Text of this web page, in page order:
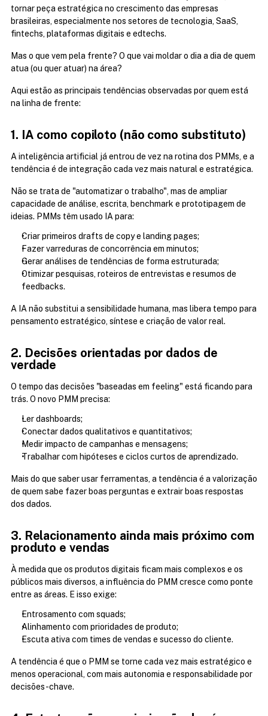
tornar peça estratégica no crescimento das empresas
brasileiras, especialmente nos setores de tecnologia, SaaS,
fintechs, plataformas digitais e edtechs.
Mas o que vem pela frente? O que vai moldar o dia a dia de quem
atua (ou quer atuar) na área?
Aqui estão as principais tendências observadas por quem está
na linha de frente:
1. IA como copiloto (não como substituto)
A inteligência artificial já entrou de vez na rotina dos PMMs, e a
tendência é de integração cada vez mais natural e estratégica.
Não se trata de "automatizar o trabalho", mas de ampliar
capacidade de análise, escrita, benchmark e prototipagem de
ideias. PMMs têm usado IA para:
Criar primeiros drafts de copy e landing pages;
Fazer varreduras de concorrência em minutos;
Gerar análises de tendências de forma estruturada;
Otimizar pesquisas, roteiros de entrevistas e resumos de
feedbacks.
A IA não substitui a sensibilidade humana, mas libera tempo para
pensamento estratégico, síntese e criação de valor real.
2. Decisões orientadas por dados de
verdade
O tempo das decisões "baseadas em feeling" está ficando para
trás. O novo PMM precisa:
Ler dashboards;
Conectar dados qualitativos e quantitativos;
Medir impacto de campanhas e mensagens;
Trabalhar com hipóteses e ciclos curtos de aprendizado.
Mais do que saber usar ferramentas, a tendência é a valorização
de quem sabe fazer boas perguntas e extrair boas respostas
dos dados.
3. Relacionamento ainda mais próximo com
produto e vendas
À medida que os produtos digitais ficam mais complexos e os
públicos mais diversos, a influência do PMM cresce como ponte
entre as áreas. E isso exige:
Entrosamento com squads;
Alinhamento com prioridades de produto;
Escuta ativa com times de vendas e sucesso do cliente.
A tendência é que o PMM se torne cada vez mais estratégico e
menos operacional, com mais autonomia e responsabilidade por
decisões-chave.